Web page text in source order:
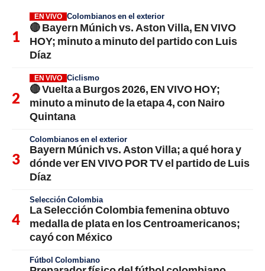
EN VIVO Colombianos en el exterior
🔴 Bayern Múnich vs. Aston Villa, EN VIVO
HOY; minuto a minuto del partido con Luis
Díaz
EN VIVO Ciclismo
🔴 Vuelta a Burgos 2026, EN VIVO HOY;
minuto a minuto de la etapa 4, con Nairo
Quintana
Colombianos en el exterior
Bayern Múnich vs. Aston Villa; a qué hora y
dónde ver EN VIVO POR TV el partido de Luis
Díaz
Selección Colombia
La Selección Colombia femenina obtuvo
medalla de plata en los Centroamericanos;
cayó con México
Fútbol Colombiano